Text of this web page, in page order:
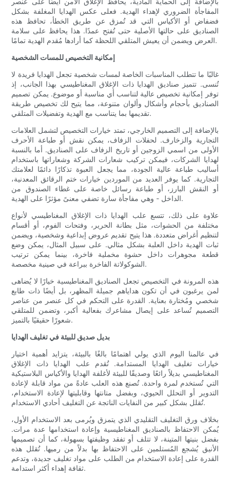
المفاجأة الضروري لإهداء الهدية. فعلى عكس الهدايا المغلفة بشكل
فضفاض أو الأكياس التي قد تُمزق عن طريق الخطأ، تحافظ هذه
الصناديق على حالتها الأصلية حتى تُفتح عمدًا. هذا يحافظ على سلامة
العرض ويضمن أن يعيش المتلقي اللحظة كما أرادها مُقدم الهدية تمامًا.
إمكانية التخصيص للمسات الشخصية
غالبًا ما تتطلب المناسبات الخاصة لمسات شخصية تجعل الهدايا فريدة لا
تُنسى. تتميز صناديق الهدايا ذات الإغلاق المغناطيسي بهذا الجانب، إذ
توفر إمكانية تخصيص عالية لتناسب أي مناسبة أو موضوع. يمكن تصميم
الصناديق بأحجام وأشكال وألوان متنوعة، مما يتيح لك تخصيص طريقة
تقديمها بما يتناسب مع الهدية وتفضيلات المتلقي.
بالإضافة إلى التصميم الخارجي، تمتد خيارات التخصيص لتشمل العلامات
التجارية والزخارف. لحفلات الزفاف، يمكن نقش أو طباعة الأحرف
الأولى من اسمي الزوجين أو تاريخ الزفاف على الصناديق. أما بالنسبة
لهدايا الشركات، فيمكن تركيب شعارات الشركة وشعاراتها باستخدام
أساليب طباعة عالية الجودة، مما يجعل العبوة تذكارًا دائمًا لعلامتك
التجارية. كما يوفر العديد من الموردين خيارات ختم الرقائق المعدنية،
أو النقش البارز، أو طباعة رسائل خاصة على غطاء الصندوق من
الداخل - وهي مفاجأة سارة تضفي معنىً مؤثرًا على الهدية.
علاوة على ذلك، تتسع علب الهدايا ذات الإغلاق المغناطيسي لأنواع
مختلفة من الحشوات، مثل بطانة الحرير، وفتحات الفوم، أو أقسام
لتنظيم أغراض متعددة. هذا يتيح تقديم عروض إبداعية وشخصية، ويضمن
ثبات الهدية داخل العلبة بشكل مثالي. على سبيل المثال، يمكن وضع
قطعة مجوهرات داخل حشوة مخملية فاخرة، بينما يمكن ترتيب
الشوكولاتة الفاخرة ببراعة في صينية مخصصة.
هذه المرونة في التخصيص تجعل الصناديق المغناطيسية خيارًا لا يُضاهى
لمن يرغبون في أن تكون هداياهم جميلة المظهر، بل أيضًا ذات طابع
شخصي ومُختارة بعناية. القدرة على التحكم في كل عنصر من عناصر
التصميم تُساعد على إيصال مشاعرك بفعالية أكبر، وتضمن للمتلقي
شعورًا حقيقيًا بالتميز.
بديل صديق للبيئة في تغليف الهدايا
في عالمنا اليوم الذي يولي اهتمامًا بالغًا بالبيئة، يتزايد أهمية اختيار
خيارات تغليف الهدايا المستدامة. تُقدم علب الهدايا ذات الإغلاق
المغناطيسي بديلاً رائعًا وصديقًا للبيئة لأغلفة الهدايا والأكياس البلاستيكية
التي تُستخدم لمرة واحدة. تُصنع هذه العلب عادةً من مواد قابلة لإعادة
التدوير أو التحلل الحيوي، وبفضل متانتها وقابليتها لإعادة الاستخدام،
تُقلل بشكل كبير من النفايات الناتجة عن التغليف أحادي الاستخدام.
بخلاف ورق التغليف التقليدي الذي يتمزق ويُرمى بعد الاستخدام الأول،
يُمكن الاحتفاظ بالصناديق المغناطيسية وإعادة استخدامها عدة مرات.
بفضل بنيتها المتينة، لا تتلف أو تفقد وظيفتها بسهولة، كما أن تصميمها
الأنيق يُشجع المُستلمين على الاحتفاظ بها بدلاً من رميها. تُقلل هذه
القدرة على إعادة الاستخدام من الطلب على مواد تغليف جديدة، وتدعم
ثقافة إهداء أكثر استدامة.